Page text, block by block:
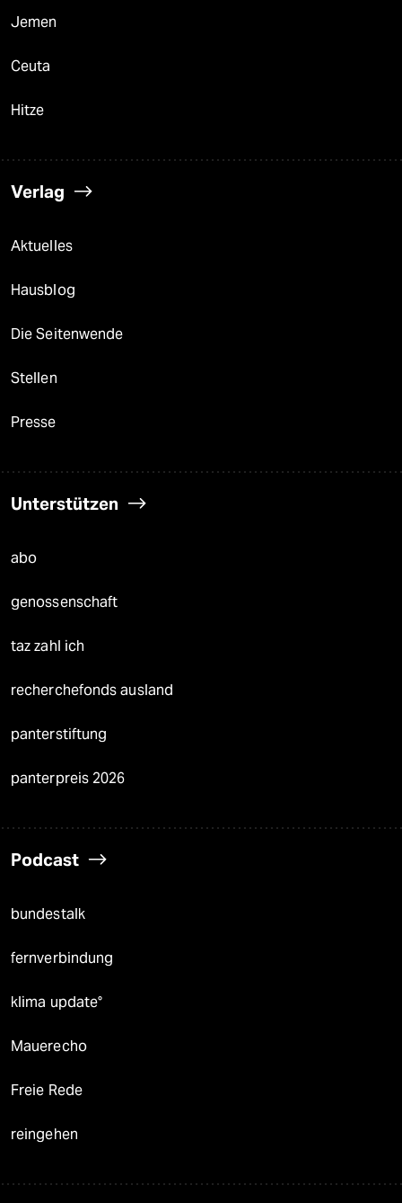
Jemen
Ceuta
Hitze
Verlag
Aktuelles
Hausblog
Die Seitenwende
Stellen
Presse
Unterstützen
abo
genossenschaft
taz zahl ich
recherchefonds ausland
panterstiftung
panterpreis 2026
Podcast
bundestalk
fernverbindung
klima update°
Mauerecho
Freie Rede
reingehen